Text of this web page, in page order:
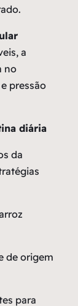
a
no
pressão
diária
da
de origem
para